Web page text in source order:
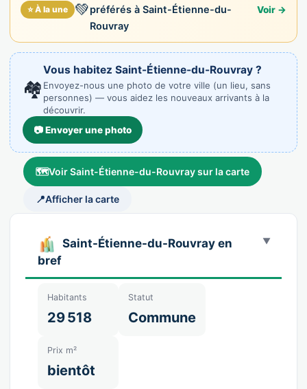
⭐ À la une 💚préférés à Saint-Étienne-du-
Rouvray
Voir →
🏘️
Vous habitez Saint-Étienne-du-Rouvray ?
Envoyez-nous une photo de votre ville (un lieu, sans
personnes) — vous aidez les nouveaux arrivants à la
découvrir.
📷 Envoyer une photo
🗺️Voir Saint-Étienne-du-Rouvray sur la carte
📍Afficher la carte
Saint-Étienne-du-Rouvray en
bref
Habitants
29 518
Statut
Commune
Prix m²
bientôt